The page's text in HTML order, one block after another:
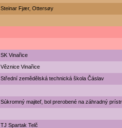
Steinar Fjær, Ottersøy
SK Vinařice
Věznice Vinařice
Střední zemědělská technická škola Čáslav
Súkromný majiteľ, bol prerobené na záhradný
TJ Spartak Telč